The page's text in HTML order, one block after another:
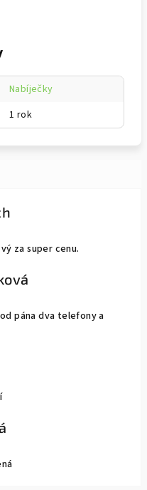
Nabíječky
1 rok
5 z 5 hvězdiček.
za super cenu.
5 z 5 hvězdiček.
pána dva telefony a
5 z 5 hvězdiček.
5 z 5 hvězdiček.